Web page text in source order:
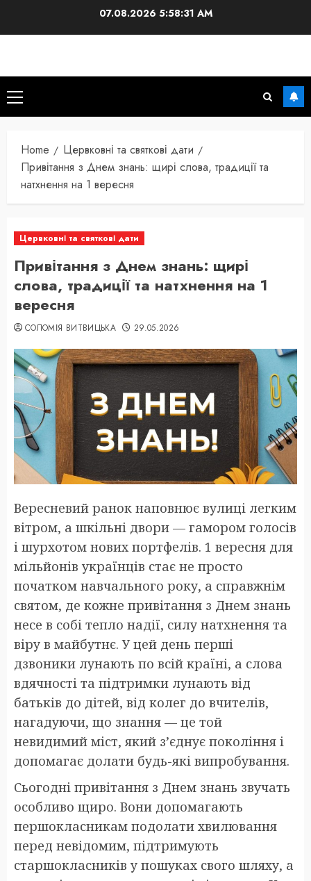
07.08.2026 5:58:32 AM
Primary
Menu
Home
Цервковні та святкові дати
Привітання з Днем знань: щирі слова, традиції та
натхнення на 1 вересня
Цервковні та святкові дати
Привітання з Днем знань: щирі
слова, традиції та натхнення на 1
вересня
СОЛОМІЯ ВИТВИЦЬКА 29.05.2026
Вересневий ранок наповнює вулиці легким
вітром, а шкільні двори — гамором голосів
і шурхотом нових портфелів. 1 вересня для
мільйонів українців стає не просто
початком навчального року, а справжнім
святом, де кожне привітання з Днем знань
несе в собі тепло надії, силу натхнення та
віру в майбутнє. У цей день перші
дзвоники лунають по всій країні, а слова
вдячності та підтримки лунають від
батьків до дітей, від колег до вчителів,
нагадуючи, що знання — це той
невидимий міст, який з’єднує покоління і
допомагає долати будь-які випробування.
Сьогодні привітання з Днем знань звучать
особливо щиро. Вони допомагають
першокласникам подолати хвилювання
перед невідомим, підтримують
старшокласників у пошуках свого шляху, а